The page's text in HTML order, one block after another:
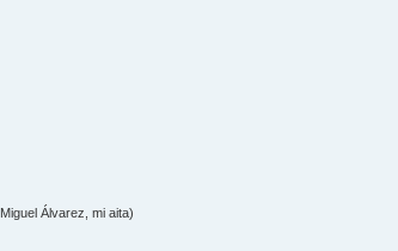
Álvarez, mi aita)